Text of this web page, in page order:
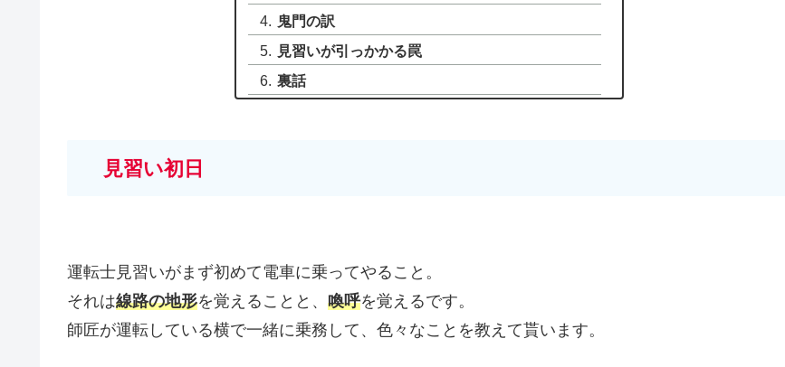
鬼門の訳
見習いが引っかかる罠
裏話
見習い初日
運転士見習いがまず初めて電車に乗ってやること。
それは線路の地形を覚えることと、 喚呼を覚えるです。
師匠が運転している横で一緒に乗務して、色々なことを教えて貰います。